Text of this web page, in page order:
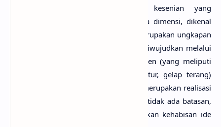
keterampilan. Salah satu bagian kesenian yang
penerapannya berbentuk dua atau tiga dimensi, dikenal
. Seni rupa merupakan ungkapan
gagasan dan perasaan manusia yang diwujudkan melalui
pengolahan media dan penataan elemen (yang meliputi
unsur titik, garis, warna, bidang, tekstur, gelap terang)
serta prinsip-prinsip desain. Seni rupa merupakan realisasi
dari sebuah imajinasi tanpa batas dan tidak ada batasan,
sejatinya, dalam berkarya seni tidak akan kehabisan ide